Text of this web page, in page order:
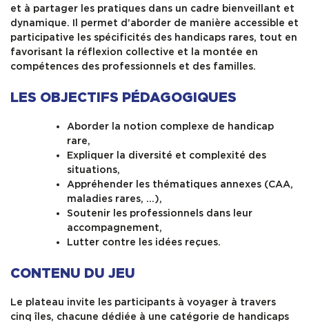
et à partager les pratiques dans un cadre bienveillant et
dynamique. Il permet d’aborder de manière accessible et
participative les spécificités des handicaps rares, tout en
favorisant la réflexion collective et la montée en
compétences des professionnels et des familles.
LES OBJECTIFS PÉDAGOGIQUES
Aborder la notion complexe de handicap
rare,
Expliquer la diversité et complexité des
situations,
Appréhender les thématiques annexes (CAA,
maladies rares, …),
Soutenir les professionnels dans leur
accompagnement,
Lutter contre les idées reçues.
CONTENU DU JEU
Le plateau invite les participants à voyager à travers
cinq îles, chacune dédiée à une catégorie de handicaps